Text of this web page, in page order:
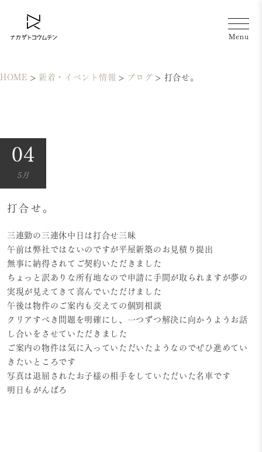
HOME > 新着・イベント情報 > ブログ > 打合せ。
04
5月
打合せ。
三連勤の三連休中日は打合せ三昧
午前は弊社ではないのですが平屋新築のお見積り提出
無事に納得されてご契約いただきました
ちょっと訳ありな所有地なので申請に手間が取られますが夢の
実現が見えてきて喜んでいただけました
午後は物件のご案内も交えての個別相談
クリアすべき問題を明確にし、一つずつ解決に向かうようお話
し合いをさせていただきました
ご案内の物件は気に入っていただいたようなのでぜひ進めてい
きたいところです
写真は退屈されたお子様の相手をしていただいた名車です
明日もがんばろ